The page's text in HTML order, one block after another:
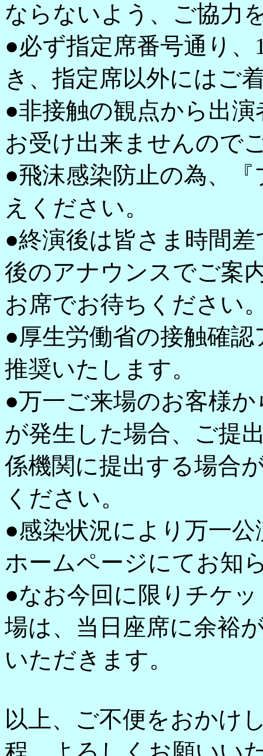
ならないよう、ご協力
●必ず指定席番号通り
き、指定席以外にはご
●非接触の観点から出
お受け出来ませんので
●飛沫感染防止の為、
えください。
●終演後は皆さま時間
後のアナウンスでご案
お席でお待ちください
●厚生労働省の接触確
推奨いたします。
●万一ご来場のお客様
が発生した場合、ご提
係機関に提出する場合
ください。
●感染状況により万一
ホームページにてお知
●なお今回に限りチケ
場は、当日座席に余裕
いただきます。
以上、ご不便をおかけ